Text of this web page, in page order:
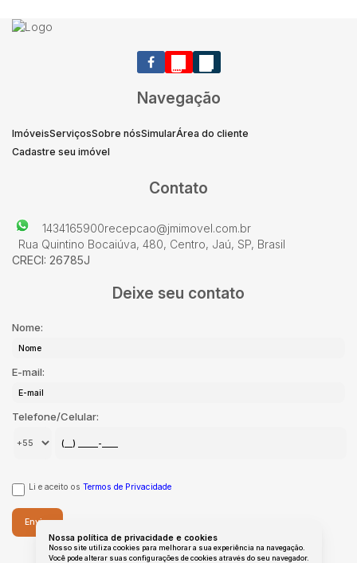
Nossa política de privacidade e cookies
Nosso site utiliza cookies para melhorar a sua experiência na navegação.
Você pode alterar suas configurações de cookies através do seu navegador.
Navegação
ImóveisServiçosSobre nósSimularÁrea do cliente
Cadastre seu imóvel
Contato
1434165900recepcao@jmimovel.com.br
Rua Quintino Bocaiúva, 480, Centro, Jaú, SP, Brasil
CRECI: 26785J
Deixe seu contato
Nome:
E-mail:
Telefone/Celular:
Li e aceito os Termos de Privacidade